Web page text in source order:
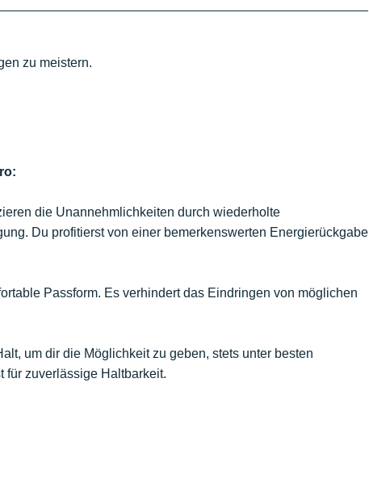
zu meistern.
die Unannehmlichkeiten durch wiederholte
Du profitierst von einer bemerkenswerten Energierückgabe
Passform. Es verhindert das Eindringen von möglichen
um dir die Möglichkeit zu geben, stets unter besten
für zuverlässige Haltbarkeit.